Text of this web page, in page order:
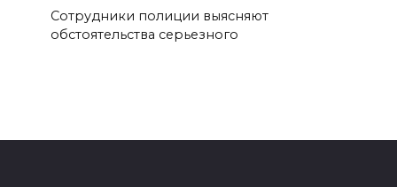
Сотрудники полиции выясняют
обстоятельства серьезного